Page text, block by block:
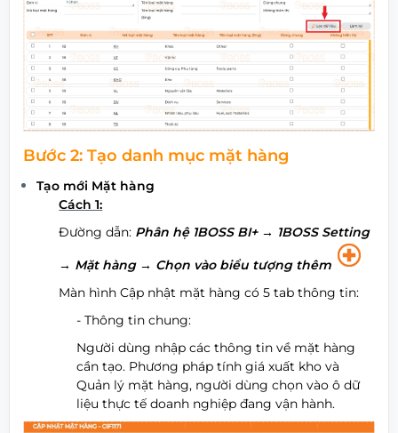
Bước 2: Tạo danh mục mặt hàng
Tạo mới Mặt hàng
Cách 1:
Đường dẫn: Phân hệ 1BOSS BI+→ 1BOSS Setting
→ Mặt hàng → Chọn vào biểu tượng thêm
Màn hình Cập nhật mặt hàng có 5 tab thông tin:
- Thông tin chung:
Người dùng nhập các thông tin về mặt hàng
cần tạo. Phương pháp tính giá xuất kho và
Quản lý mặt hàng, người dùng chọn vào ô dữ
liệu thực tế doanh nghiệp đang vận hành.